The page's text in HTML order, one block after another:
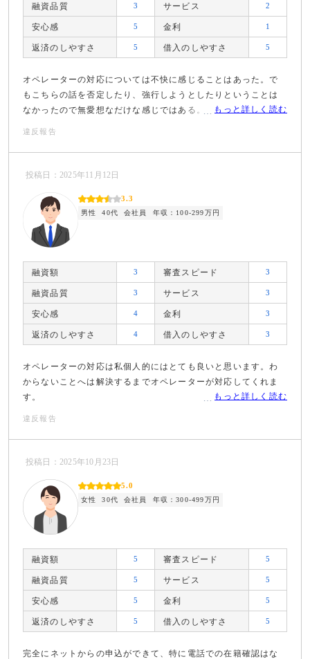
融資品質 3 サービス 2
安心感 5 金利 1
返済のしやすさ 5 借入のしやすさ 5
オペレーターの対応については不快に感じることはあった。で
もこちらの話を否定したり、強行しようとしたりということは
なかったので無愛想なだけな感じではある。
もっと詳しく読む
違反報告
投稿日：2025年11月12日
3.3
男性 40代 会社員 年収：100-299万円
融資額 3 審査スピード 3
融資品質 3 サービス 3
安心感 4 金利 3
返済のしやすさ 4 借入のしやすさ 3
オペレーターの対応は私個人的にはとても良いと思います。わ
からないことへは解決するまでオペレーターが対応してくれま
す。
もっと詳しく読む
違反報告
投稿日：2025年10月23日
5.0
女性 30代 会社員 年収：300-499万円
融資額 5 審査スピード 5
融資品質 5 サービス 5
安心感 5 金利 5
返済のしやすさ 5 借入のしやすさ 5
完全にネットからの申込ができて、特に電話での在籍確認はな